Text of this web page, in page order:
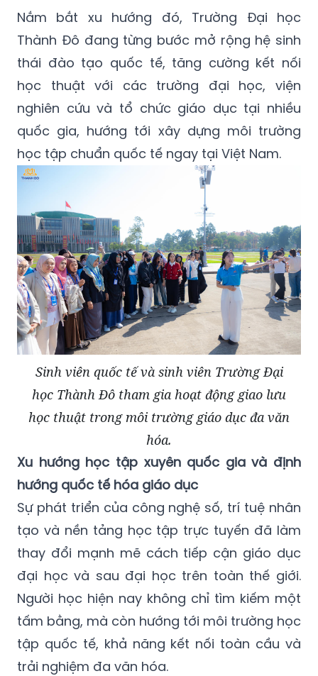
Nắm bắt xu hướng đó, Trường Đại học
Thành Đô đang từng bước mở rộng hệ sinh
thái đào tạo quốc tế, tăng cường kết nối
học thuật với các trường đại học, viện
nghiên cứu và tổ chức giáo dục tại nhiều
quốc gia, hướng tới xây dựng môi trường
học tập chuẩn quốc tế ngay tại Việt Nam.
Sinh viên quốc tế và sinh viên Trường Đại
học Thành Đô tham gia hoạt động giao lưu
học thuật trong môi trường giáo dục đa văn
hóa.
Xu hướng học tập xuyên quốc gia và định
hướng quốc tế hóa giáo dục
Sự phát triển của công nghệ số, trí tuệ nhân
tạo và nền tảng học tập trực tuyến đã làm
thay đổi mạnh mẽ cách tiếp cận giáo dục
đại học và sau đại học trên toàn thế giới.
Người học hiện nay không chỉ tìm kiếm một
tấm bằng, mà còn hướng tới môi trường học
tập quốc tế, khả năng kết nối toàn cầu và
trải nghiệm đa văn hóa.